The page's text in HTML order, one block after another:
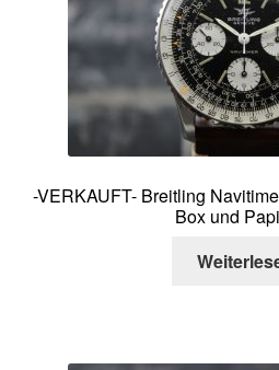
-VERKAUFT- Breitling
Box und